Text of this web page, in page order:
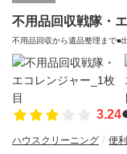
不用品回収戦隊・
不用品回収から遺品整理まで■
3.24
ハウスクリーニング 便